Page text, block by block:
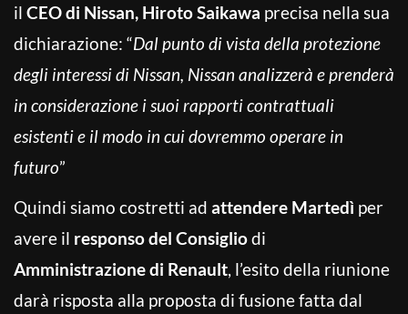
il CEO di Nissan, Hiroto Saikawa precisa nella sua
dichiarazione: “Dal punto di vista della protezione
degli interessi di Nissan, Nissan analizzerà e prenderà
in considerazione i suoi rapporti contrattuali
esistenti e il modo in cui dovremmo operare in
futuro”
Quindi siamo costretti ad attendere Martedì per
avere il responso del Consigliodi
Amministrazione di Renault, l’esito della riunione
darà risposta alla proposta di fusione fatta dal